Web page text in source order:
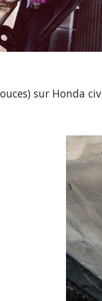
sur Honda